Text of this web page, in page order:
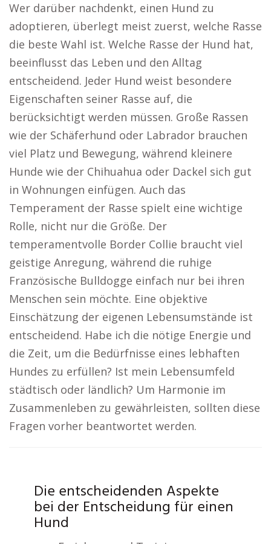
Wer darüber nachdenkt, einen Hund zu
adoptieren, überlegt meist zuerst, welche Rasse
die beste Wahl ist. Welche Rasse der Hund hat,
beeinflusst das Leben und den Alltag
entscheidend. Jeder Hund weist besondere
Eigenschaften seiner Rasse auf, die
berücksichtigt werden müssen. Große Rassen
wie der Schäferhund oder Labrador brauchen
viel Platz und Bewegung, während kleinere
Hunde wie der Chihuahua oder Dackel sich gut
in Wohnungen einfügen. Auch das
Temperament der Rasse spielt eine wichtige
Rolle, nicht nur die Größe. Der
temperamentvolle Border Collie braucht viel
geistige Anregung, während die ruhige
Französische Bulldogge einfach nur bei ihren
Menschen sein möchte. Eine objektive
Einschätzung der eigenen Lebensumstände ist
entscheidend. Habe ich die nötige Energie und
die Zeit, um die Bedürfnisse eines lebhaften
Hundes zu erfüllen? Ist mein Lebensumfeld
städtisch oder ländlich? Um Harmonie im
Zusammenleben zu gewährleisten, sollten diese
Fragen vorher beantwortet werden.
Die entscheidenden Aspekte
bei der Entscheidung für einen
Hund